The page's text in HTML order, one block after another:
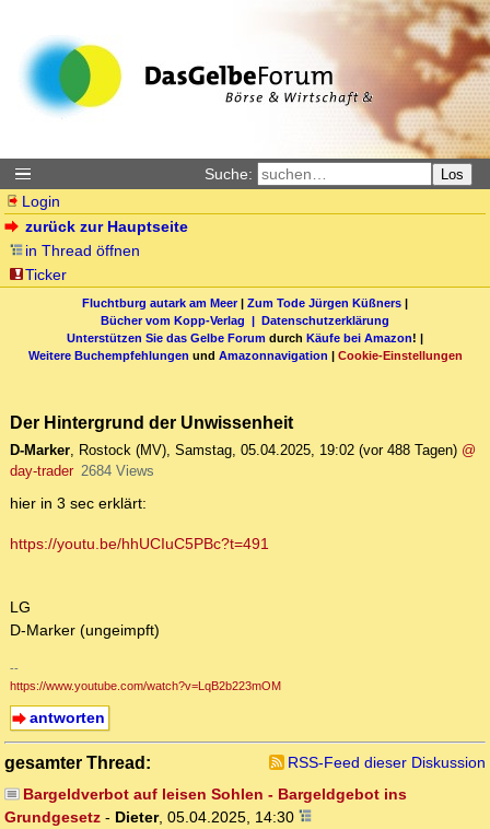
Suche: Los
Login
zurück zur Hauptseite
in Thread öffnen
Ticker
Fluchtburg autark am Meer| Zum Tode Jürgen Küßners |
Bücher vom Kopp-Verlag | Datenschutzerklärung
Unterstützen Sie das Gelbe Forum durch Käufe bei Amazon! |
Weitere Buchempfehlungen und Amazonnavigation | Cookie-Einstellungen
Der Hintergrund der Unwissenheit
D-Marker, Rostock (MV), Samstag, 05.04.2025, 19:02 (vor 488 Tagen) @
day-trader 2684 Views
hier in 3 sec erklärt:
https://youtu.be/hhUCIuC5PBc?t=491
LG
D-Marker (ungeimpft)
--
https://www.youtube.com/watch?v=LqB2b223mOM
antworten
gesamter Thread:
RSS-Feed dieser Diskussion
Bargeldverbot auf leisen Sohlen - Bargeldgebot ins
Grundgesetz - Dieter, 05.04.2025, 14:30